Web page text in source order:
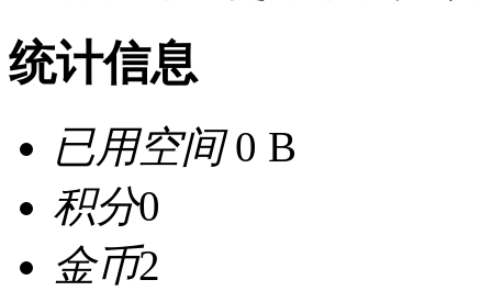
统计信息
已用空间0 B
积分0
金币2